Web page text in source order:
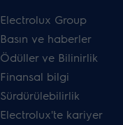
Electrolux Group
Basın ve haberler
Ödüller ve Bilinirlik
Finansal bilgi
Sürdürülebilirlik
Electrolux'te kariyer